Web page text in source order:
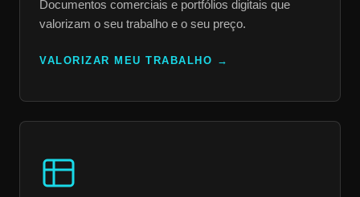
Documentos comerciais e portfólios digitais que
valorizam o seu trabalho e o seu preço.
VALORIZAR MEU TRABALHO